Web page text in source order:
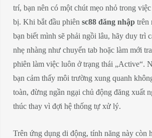
trí, bạn nên có một chút mẹo nhỏ trong
bị. Khi bắt đầu phiên sc88 đăng nhập trên
bạn biết mình sẽ phải ngồi lâu, hãy duy trì
nhẹ nhàng như chuyển tab hoặc làm mới
phiên làm việc luôn ở trạng thái „Active“.
bạn cảm thấy môi trường xung quanh
toàn, đừng ngần ngại chủ động đăng xuất
thúc thay vì đợi hệ thống tự xử lý.
Trên ứng dụng di động, tính năng này còn